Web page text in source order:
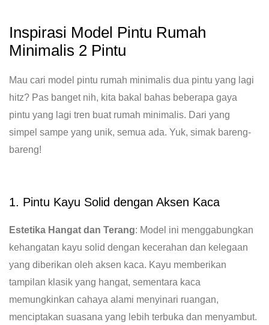
Inspirasi Model Pintu Rumah
Minimalis 2 Pintu
Mau cari model pintu rumah minimalis dua pintu yang lagi
hitz? Pas banget nih, kita bakal bahas beberapa gaya
pintu yang lagi tren buat rumah minimalis. Dari yang
simpel sampe yang unik, semua ada. Yuk, simak bareng-
bareng!
1. Pintu Kayu Solid dengan Aksen Kaca
Estetika Hangat dan Terang: Model ini menggabungkan
kehangatan kayu solid dengan kecerahan dan kelegaan
yang diberikan oleh aksen kaca. Kayu memberikan
tampilan klasik yang hangat, sementara kaca
memungkinkan cahaya alami menyinari ruangan,
menciptakan suasana yang lebih terbuka dan menyambut.